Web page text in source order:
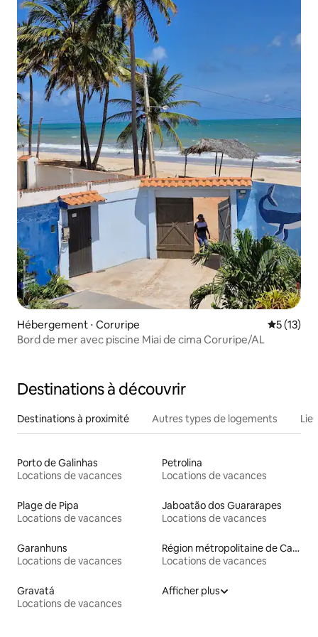
Hébergement ⋅ Coruripe
5 (13)
Bord de mer avec piscine Miai de cima Coruripe/AL
Destinations à découvrir
Destinations à proximité Autres types de logements
Porto de Galinhas
Locations de vacances
Petrolina
Locations de vacances
Plage de Pipa
Locations de vacances
Jaboatão dos Guararapes
Locations de vacances
Garanhuns
Locations de vacances
Région métropolitaine de Campina Grande
Locations de vacances
Gravatá
Locations de vacances
Afficher plus